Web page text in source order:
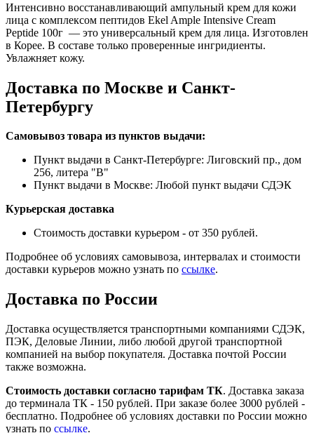
Интенсивно восстанавливающий ампульный крем для кожи
лица с комплексом пептидов Ekel Ample Intensive Cream
Peptide 100г — это универсальный крем для лица. Изготовлен
в Корее. В составе только проверенные ингридиенты.
Увлажняет кожу.
Доставка по Москве и Санкт-
Петербургу
Самовывоз товара из пунктов выдачи:
Пункт выдачи в Санкт-Петербурге: Лиговский пр., дом
256, литера "В"
Пункт выдачи в Москве: Любой пункт выдачи СДЭК
Курьерская доставка
Стоимость доставки курьером - от 350 рублей.
Подробнее об условиях самовывоза, интервалах и стоимости
доставки курьеров можно узнать по ссылке.
Доставка по России
Доставка осуществляется транспортными компаниями СДЭК,
ПЭК, Деловые Линии, либо любой другой транспортной
компанией на выбор покупателя. Доставка почтой России
также возможна.
Стоимость доставки согласно тарифам ТК. Доставка заказа
до терминала ТК - 150 рублей. При заказе более 3000 рублей -
бесплатно. Подробнее об условиях доставки по России можно
узнать по ссылке.